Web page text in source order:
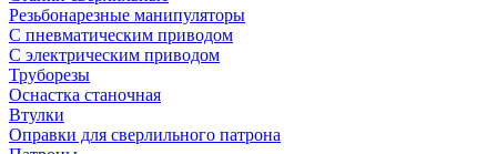
Резьбонарезные манипуляторы
С пневматическим приводом
С электрическим приводом
Труборезы
Оснастка станочная
Втулки
Оправки для сверлильного патрона